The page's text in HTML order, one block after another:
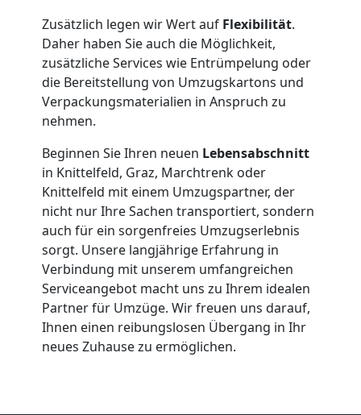
Zusätzlich legen wir Wert auf Flexibilität.
Daher haben Sie auch die Möglichkeit,
zusätzliche Services wie Entrümpelung oder
die Bereitstellung von Umzugskartons und
Verpackungsmaterialien in Anspruch zu
nehmen.
Beginnen Sie Ihren neuen Lebensabschnitt
in Knittelfeld, Graz, Marchtrenk oder
Knittelfeld mit einem Umzugspartner, der
nicht nur Ihre Sachen transportiert, sondern
auch für ein sorgenfreies Umzugserlebnis
sorgt. Unsere langjährige Erfahrung in
Verbindung mit unserem umfangreichen
Serviceangebot macht uns zu Ihrem idealen
Partner für Umzüge. Wir freuen uns darauf,
Ihnen einen reibungslosen Übergang in Ihr
neues Zuhause zu ermöglichen.
Umzugshelfer
Wiener
Neustadt
Möbeltaxi
Wiener